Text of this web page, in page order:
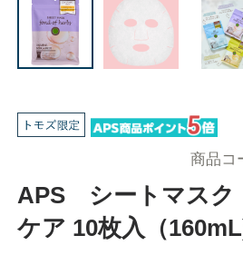
APS シートマス
ケア 10枚入（
商品コ